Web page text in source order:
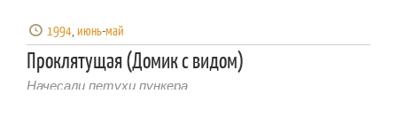
1994,июнь-май
Проклятущая (Домик с видом)
Начесали петухи пункера